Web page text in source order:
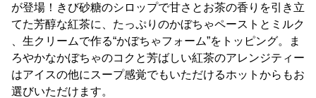
が登場！きび砂糖のシロップで甘さとお茶の香りを引き立
てた芳醇な紅茶に、たっぷりのかぼちゃペーストとミルク
、生クリームで作る“かぼちゃフォーム”をトッピング。ま
ろやかなかぼちゃのコクと芳ばしい紅茶のアレンジティー
はアイスの他にスープ感覚でもいただけるホットからもお
選びいただけます。